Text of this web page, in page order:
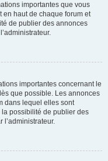
importantes que vous
haut de chaque forum et
de publier des annonces
importantes concernant le
que possible. Les annonces
dans lequel elles sont
possibilité de publier des
l’administrateur.